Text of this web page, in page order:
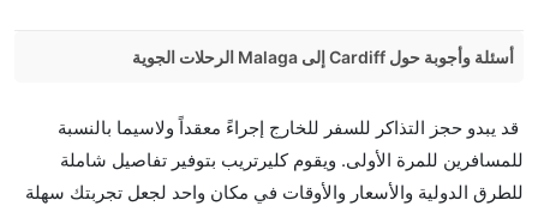
أسئلة وأجوبة حول Cardiff إلى Malaga الرحلات الجوية
مباشرة من إلىمالقة مما تستغرقه الخطوط الجوية الأخرى؟
نعم. توفر كل من Vueling Airlines أسرع رحلات الطيران
على هذا الطريق،
قد يبدو حجز التذاكر للسفر للخارج إجراءً معقداً ولاسيما بالنسبة
للمسافرين للمرة الأولى. ويقوم كليرتريب بتوفير تفاصيل شاملة
للطرق الدولية والأسعار والأوقات في مكان واحد لجعل تجربتك سهلة